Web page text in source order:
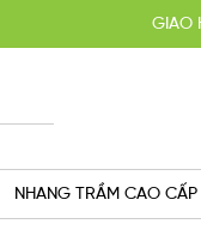
HOÀN TIỀN
KHUYẾN MÃI MUA 2 TẶNG
NHANG TRẦM CAO CẤP